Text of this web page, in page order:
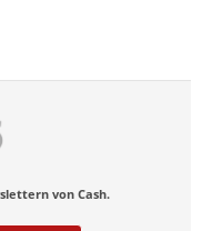
von Cash.